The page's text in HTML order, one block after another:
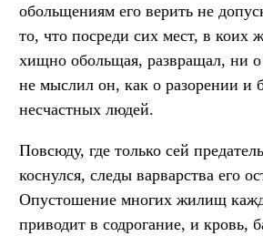
обольщениям его верить не
то, что посреди сих мест, в коих
хищно обольщая, развращал, ни о
не мыслил он, как о разорении и
несчастных людей.
Повсюду, где только сей
коснулся, следы варварства его
Опустошение многих жилищ
приводит в содрогание, и кровь,